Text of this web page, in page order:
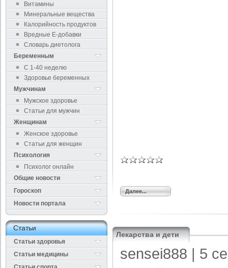
Витамины
Минеральные вещества
Калорийность продуктов
Вредные Е-добавки
Словарь диетолога
Беременным
С 1-40 неделю
Здоровье беременных
Мужчинам
Мужское здоровье
Статьи для мужчин
Женщинам
Женское здоровье
Статьи для женщин
Психология
Психолог онлайн
Общие новости
Гороскоп
Новости портала
Cтатьи
Статьи здоровья
Cтатьи медицины
Далее...
Лекарства и дети
sensei888 | 5